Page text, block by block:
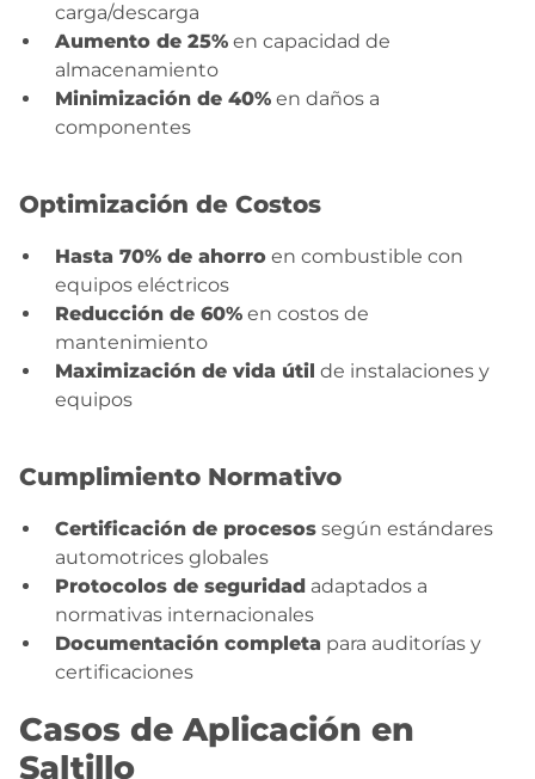
carga/descarga
Aumento de 25% en capacidad de
almacenamiento
Minimización de 40% en daños a
componentes
Optimización de Costos
Hasta 70% de ahorro en combustible con
equipos eléctricos
Reducción de 60% en costos de
mantenimiento
Maximización de vida útil de instalaciones y
equipos
Cumplimiento Normativo
Certificación de procesos según estándares
automotrices globales
Protocolos de seguridad adaptados a
normativas internacionales
Documentación completa para auditorías y
certificaciones
Casos de Aplicación en
Saltillo